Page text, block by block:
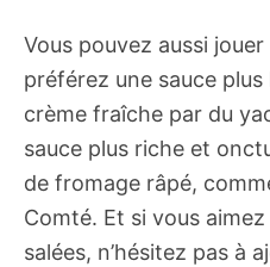
Vous pouvez aussi
préférez une sauce
crème fraîche par du
sauce plus riche et
de fromage râpé,
Comté. Et si vous
salées, n’hésitez pas à